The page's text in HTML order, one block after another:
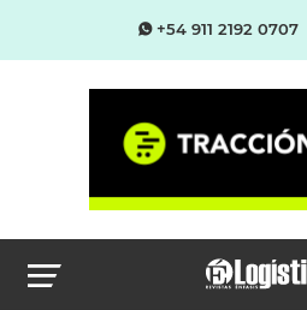
+54 911 2192 0707